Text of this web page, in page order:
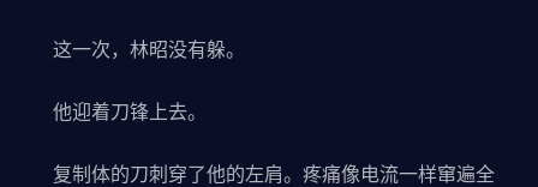
这一次，林昭没有躲。
他迎着刀锋上去。
复制体的刀刺穿了他的左肩。疼痛像电流一样窜遍全